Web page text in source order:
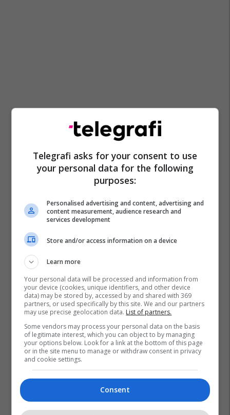
Pearl Jam Eddie Vedder
Telegrafi asks for your consent to use
your personal data for the following
purposes:
Personalised advertising and content, advertising and
content measurement, audience research and
services development
Store and/or access information on a device
Learn more
Your personal data will be processed and information from
your device (cookies, unique identifiers, and other device
data) may be stored by, accessed by and shared with 369
partners, or used specifically by this site. We and our partners
may use precise geolocation data. List of partners.
Some vendors may process your personal data on the basis
of legitimate interest, which you can object to by managing
your options below. Look for a link at the bottom of this page
or in the site menu to manage or withdraw consent in privacy
and cookie settings.
Consent